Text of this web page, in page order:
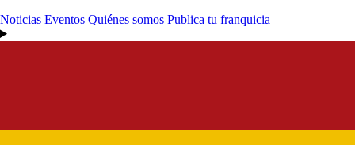
Noticias Eventos Quiénes somos Publica tu franquicia